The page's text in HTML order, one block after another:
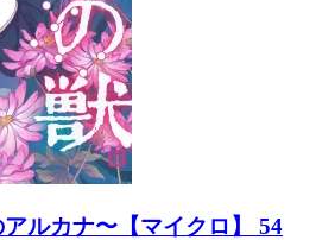
ルカナ〜【マイクロ】 54